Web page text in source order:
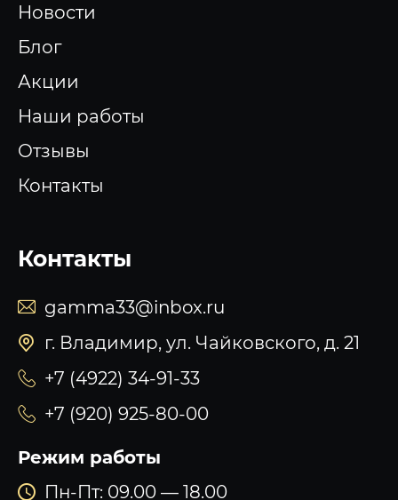
Новости
Блог
Акции
Наши работы
Отзывы
Контакты
Контакты
gamma33@inbox.ru
г. Владимир, ул. Чайковского, д. 21
+7 (4922) 34-91-33
+7 (920) 925-80-00
Режим работы
Пн-Пт: 09.00 — 18.00